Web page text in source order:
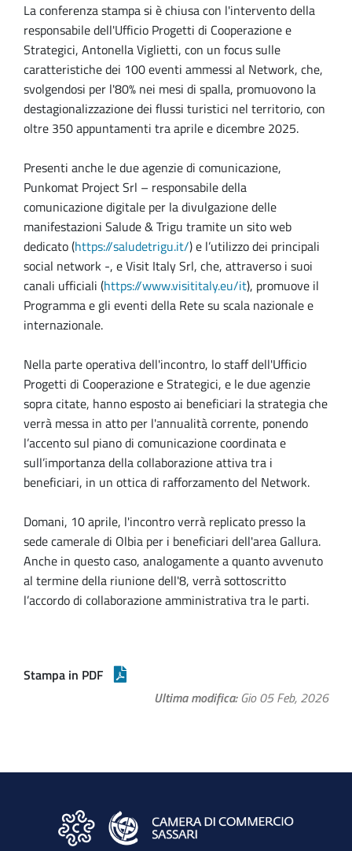
La conferenza stampa si è chiusa con l'intervento della
responsabile dell'Ufficio Progetti di Cooperazione e
Strategici, Antonella Viglietti, con un focus sulle
caratteristiche dei 100 eventi ammessi al Network, che,
svolgendosi per l'80% nei mesi di spalla, promuovono la
destagionalizzazione dei flussi turistici nel territorio, con
oltre 350 appuntamenti tra aprile e dicembre 2025.
Presenti anche le due agenzie di comunicazione,
Punkomat Project Srl – responsabile della
comunicazione digitale per la divulgazione delle
manifestazioni Salude & Trigu tramite un sito web
dedicato (https://saludetrigu.it/) e l’utilizzo dei principali
social network -, e Visit Italy Srl, che, attraverso i suoi
canali ufficiali (https://www.visititaly.eu/it), promuove il
Programma e gli eventi della Rete su scala nazionale e
internazionale.
Nella parte operativa dell'incontro, lo staff dell'Ufficio
Progetti di Cooperazione e Strategici, e le due agenzie
sopra citate, hanno esposto ai beneficiari la strategia che
verrà messa in atto per l'annualità corrente, ponendo
l’accento sul piano di comunicazione coordinata e
sull’importanza della collaborazione attiva tra i
beneficiari, in un ottica di rafforzamento del Network.
Domani, 10 aprile, l'incontro verrà replicato presso la
sede camerale di Olbia per i beneficiari dell'area Gallura.
Anche in questo caso, analogamente a quanto avvenuto
al termine della riunione dell'8, verrà sottoscritto
l’accordo di collaborazione amministrativa tra le parti.
Stampa in PDF
Ultima modifica Gio 05 Feb, 2026